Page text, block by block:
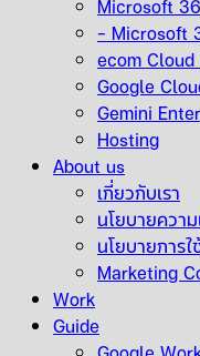
Microsoft
– Microsoft
ecom
Google
Gemini
Hosting
About us
เกี่ยวกับเรา
นโยบายควา
นโยบายการ
Marketing
Work
Guide